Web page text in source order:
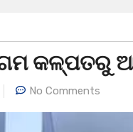
କଳ୍ପତରୁ
No Comments